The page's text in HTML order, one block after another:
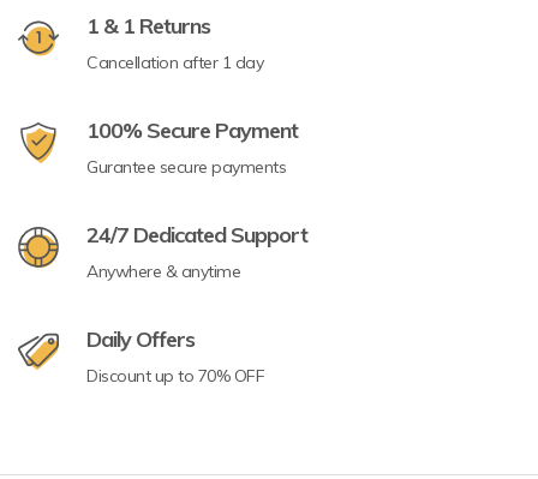
1 & 1 Returns
Cancellation after 1 day
100% Secure Payment
Gurantee secure payments
24/7 Dedicated Support
Anywhere & anytime
Daily Offers
Discount up to 70% OFF